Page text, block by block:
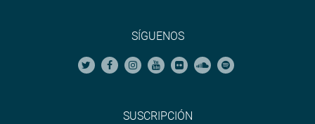
SÍGUENOS
SUSCRIPCIÓN